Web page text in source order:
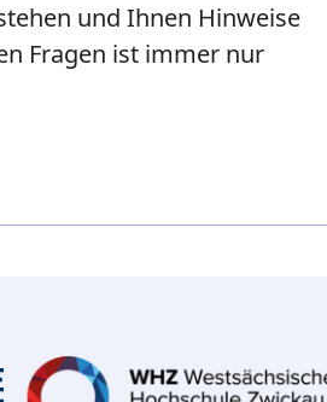
und Ihnen Hinweise
Fragen ist immer nur